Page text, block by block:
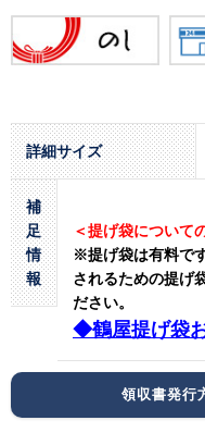
詳細サイズ
補
足
情
報
＜提げ袋について
※提げ袋は有料です
されるための提げ
ださい。
◆鶴屋提げ袋
領収書発行